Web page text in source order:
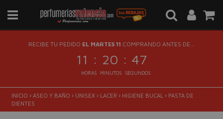
RECIBE TU PEDIDO EL MARTES 11 COMPRANDO ANTES DE...
11 : 20 : 46
HORAS MINUTOS SEGUNDOS
INICIO › ASEO Y BAÑO › UNISEX › LACER › HIGIENE BUCAL › PASTA DE
DIENTES